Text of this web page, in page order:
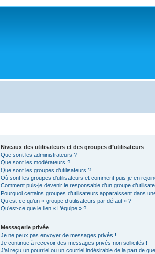
Niveaux des utilisateurs et des groupes d’utilisateurs
Que sont les administrateurs ?
Que sont les modérateurs ?
Que sont les groupes d’utilisateurs ?
Où sont les groupes d’utilisateurs et comment puis-je en
Comment puis-je devenir le responsable d’un groupe
Pourquoi certains groupes d’utilisateurs apparaissent dans
Qu’est-ce qu’un « groupe d’utilisateurs par défaut » ?
Qu’est-ce que le lien « L’équipe » ?
Messagerie privée
Je ne peux pas envoyer de messages privés !
Je continue à recevoir des messages privés non sollicités !
J’ai reçu un pourriel ou un courriel indésirable de la part de